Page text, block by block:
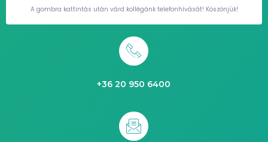
A gombra kattintás után várd kollégánk telefonhívását! Köszönjük!
+36 20 950 6400